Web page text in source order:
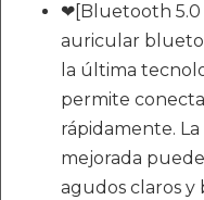
❤[Bluetooth 5.0
auricular
la última
permite
rápidamente.
mejorada
agudos claros y